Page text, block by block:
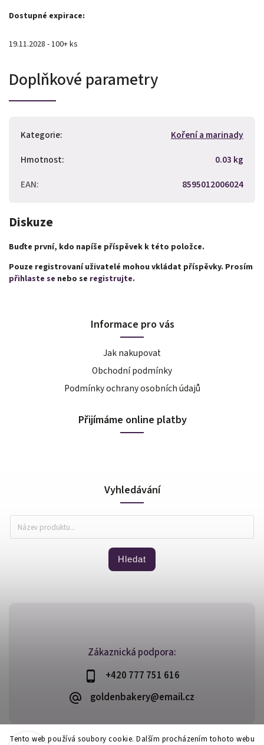
Tento web používá soubory cookie. Dalším procházením tohoto webu
Dostupné expirace:
19.11.2028 - 100+ ks
Doplňkové parametry
Kategorie:
Koření a marinady
Hmotnost:
0.03 kg
EAN: 8595012006024
Diskuze
Buďte první, kdo napíše příspěvek k této položce.
Pouze registrovaní uživatelé mohou vkládat příspěvky. Prosím
přihlaste se nebo se registrujte.
Zákaznická podpora:
+420 777 751 616
goldenbakery@email.cz
Informace pro vás
Jak nakupovat
Obchodní podmínky
Podmínky ochrany osobních údajů
Přijímáme online platby
Vyhledávání
Hledat